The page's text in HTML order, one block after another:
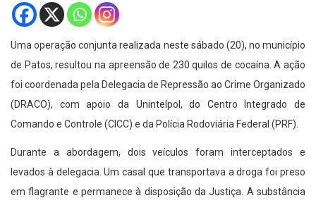
Uma operação conjunta realizada neste sábado (20), no município
de Patos, resultou na apreensão de 230 quilos de cocaína. A ação
foi coordenada pela Delegacia de Repressão ao Crime Organizado
(DRACO), com apoio da Unintelpol, do Centro Integrado de
Comando e Controle (CICC) e da Polícia Rodoviária Federal (PRF).
Durante a abordagem, dois veículos foram interceptados e
levados à delegacia. Um casal que transportava a droga foi preso
em flagrante e permanece à disposição da Justiça. A substância